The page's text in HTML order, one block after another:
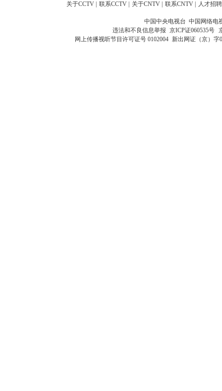
关于CCTV 联系CCTV 关于CNTV 联系CNTV 人才招聘
中国中央电视台 中国网络电
违法和不良信息举报 京ICP证060535号
网上传播视听节目许可证号 0102004 新出网证（京）